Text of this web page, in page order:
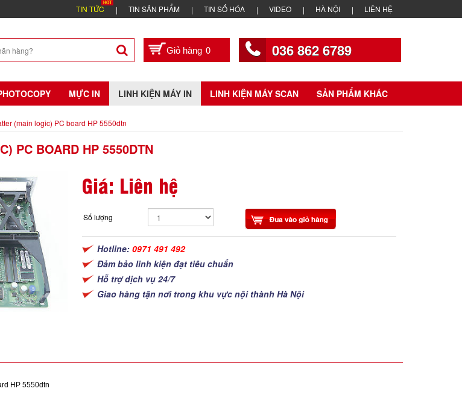
TIN TỨC TIN SẢN PHẨM TIN SỐ HÓA VIDEO HÀ NỘI LIÊN HỆ
0 036 862 6789
MỰC IN LINH KIỆN MÁY IN LINH KIỆN MÁY SCAN SẢN PHẨM KHÁC
(main logic) PC board HP 5550dtn
PC BOARD HP 5550DTN
Giá: Liên hệ
Số lượng
Hotline:0971 491 492
Đảm bảo linh kiện đạt tiêu chuẩn
Hỗ trợ dịch vụ 24/7
Giao hàng tận nơi trong khu vực nội thành Hà Nội
HP 5550dtn